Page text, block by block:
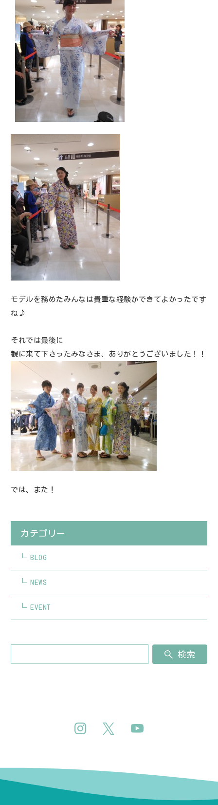
モデルを務めたみんなは貴重な経験ができてよかったです
ね♪
それでは最後に
観に来て下さったみなさま、ありがとうございました！！
では、また！
カテゴリー
BLOG
NEWS
EVENT
検索